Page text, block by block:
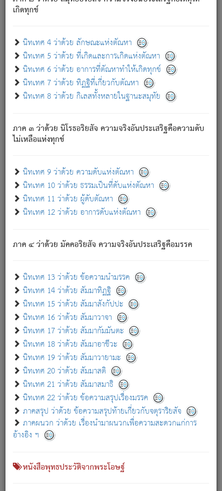
เกิดทุกข์
นิทเทศ 4 ว่าด้วย ลักษณะแห่งตัณหา
นิทเทศ 5 ว่าด้วย ที่เกิดและการเกิดแห่งตัณหา
นิทเทศ 6 ว่าด้วย อาการที่ตัณหาทำให้เกิดทุกข์
นิทเทศ 7 ว่าด้วย ทิฏฐิที่เกี่ยวกับตัณหา
นิทเทศ 8 ว่าด้วย กิเลสทั้งหลายในฐานะสมุทัย
ภาค ๓ ว่าด้วย นิโรธอริยสัจ ความจริงอันประเสริฐคือความดับ
ไม่เหลือแห่งทุกข์
นิทเทศ 9 ว่าด้วย ความดับแห่งตัณหา
นิทเทศ 10 ว่าด้วย ธรรมเป็นที่ดับแห่งตัณหา
นิทเทศ 11 ว่าด้วย ผู้ดับตัณหา
นิทเทศ 12 ว่าด้วย อาการดับแห่งตัณหา
ภาค ๔ ว่าด้วย มัคคอริยสัจ ความจริงอันประเสริฐคือมรรค
นิทเทศ 13 ว่าด้วย ข้อความนำมรรค
นิทเทศ 14 ว่าด้วย สัมมาทิฏฐิ
นิทเทศ 15 ว่าด้วย สัมมาสังกัปปะ
นิทเทศ 16 ว่าด้วย สัมมาวาจา
นิทเทศ 17 ว่าด้วย สัมมากัมมันตะ
นิทเทศ 18 ว่าด้วย สัมมาอาชีวะ
นิทเทศ 19 ว่าด้วย สัมมาวายามะ
นิทเทศ 20 ว่าด้วย สัมมาสติ
นิทเทศ 21 ว่าด้วย สัมมาสมาธิ
นิทเทศ 22 ว่าด้วย ข้อความสรุปเรื่องมรรค
ภาคสรุป ว่าด้วย ข้อความสรุปท้ายเกี่ยวกับจตุราริยสัจ
ภาคผนวก ว่าด้วย เรื่องนำมาผนวกเพื่อความสะดวกแก่การ
อ้างอิง ฯ
หนังสือพุทธประวัติจากพระโอษฐ์
ประการทั้งปวง; ภพทั้งหลายทั้งหมดนั้น ไม่เที่ยง เป็นทุกข์ มี
ความแปรปรวนเป็นธรรมดา.
อย่างนี้อยู่; เขาย่อมละภวตัณหาได้ และไม่เพลิดเพลินวิภวตัณหา
ด้วย.
ความดับเพราะความสำรอกไม่เหลือ (แห่งภพทั้งหลาย)
เพราะความสิ้นไปแห่งตัณหาโดยประการทั้งปวง นั้นคือ
นิพพาน.
ภพใหม่ย่อมไม่มีแก่ภิกษุนั้น ผู้ดับเย็นสนิทแล้ว เพราะไม่มี
ภิกษุนั้น เป็นผู้ครอบงำมารได้แล้ว ชนะสงครามแล้ว ก้าวล่วง
ภพทั้งหลายทั้งปวงได้แล้ว เป็นผู้คงที่ (คือไม่เปลี่ยนแปลงอีกต่อ
- อุ.ขุ. ๒๕/๑๒๑/๘๔.
(ข้อความนี้ เป็นพระพุทธอุทานที่ทรงเปล่งออก ที่โคนต้นโพธิ์
เป็นที่ตรัสรู้ เมื่อตรัสรู้แล้วได้ 7 วัน)
เกี่ยวกับธรรมโฆษณ์ออนไลน์ (Disclaimer)
แม้ระบบ "ธรรมโฆษณ์ออนไลน์" พยายามปรับปรุงข้อมูลให้ถูกต้องมากที่สุด
ผู้ศึกษาก็พึงตรวจสอบกับตัวเล่มหนังสือต้นฉบับ ที่มีการพิมพ์ครั้งล่าสุด
ก่อนนำข้อมูลไปใช้ในการอ้างอิง"
เกี่ยวกับอัตถจารี|เกี่ยวกับการพัฒนา|แจ้งข้อผิดพลาด / แนะนำ
หนังสือที่เกี่ยวข้อง